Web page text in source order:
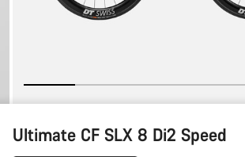
Ultimate CF SLX 8 Di2 Speed